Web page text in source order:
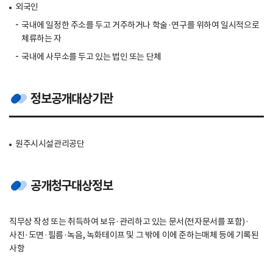
외국인
국내에 일정한 주소를 두고 거주하거나 학술·연구를 위하여 일시적으로
체류하는 자
국내에 사무소를 두고 있는 법인 또는 단체
정보공개대상기관
원주시시설관리공단
공개청구대상정보
직무상 작성 또는 취득하여 보유·관리하고 있는 문서(전자문서를 포함)·
사진·도면·필름·녹음, 녹화테이프 및 그 밖에 이에 준하는매체 등에 기록된
사항